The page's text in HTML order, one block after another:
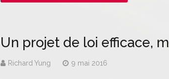
Un projet de loi efficace,
Richard Yung 9 mai 2016